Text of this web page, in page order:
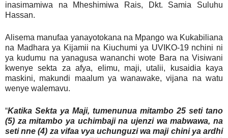
inasimamiwa na Mheshimiwa Rais, Dkt. Samia Suluhu
Hassan.
Alisema manufaa yanayotokana na Mpango wa Kukabiliana
na Madhara ya Kijamii na Kiuchumi ya UVIKO-19 nchini ni
ya kudumu na yanagusa wananchi wote Bara na Visiwani
kwenye sekta za afya, elimu, maji, utalii, kusaidia kaya
maskini, makundi maalum ya wanawake, vijana na watu
wenye walemavu.
“Katika Sekta ya Maji, tumenunua mitambo 25 seti tano
(5) za mitambo ya uchimbaji na ujenzi wa mabwawa, na
seti nne (4) za vifaa vya uchunguzi wa maji chini ya ardhi